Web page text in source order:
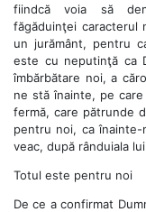
fiindcă voia să
făgăduinţei caracterul
un jurământ, pentru
este cu neputinţă ca
îmbărbătare noi, a
ne stă înainte, pe
fermă, care pătrunde
pentru noi, ca
veac, după rânduiala
Totul este pentru noi
De ce a confirmat